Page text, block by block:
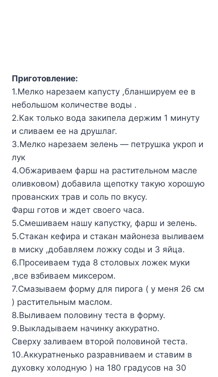
Приготовление:
1.Мелко нарезаем капусту ,бланшируем ее в
небольшом количестве воды .
2.Как только вода закипела держим 1 минуту
и сливаем ее на друшлаг.
3.Мелко нарезаем зелень — петрушка укроп и
лук
4.Обжариваем фарш на растительном масле
оливковом) добавила щепотку такую хорошую
прованских трав и соль по вкусу.
Фарш готов и ждет своего часа.
5.Смешиваем нашу капустку, фарш и зелень.
5.Стакан кефира и стакан майонеза выливаем
в миску ,добавляем ложку соды и 3 яйца.
6.Просеиваем туда 8 столовых ложек муки
,все взбиваем миксером.
7.Смазываем форму для пирога ( у меня 26 см
) растительным маслом.
8.Выливаем половину теста в форму.
9.Выкладываем начинку аккуратно.
Сверху заливаем второй половиной теста.
10.Аккуратненько разравниваем и ставим в
духовку холодную ) на 180 градусов на 30